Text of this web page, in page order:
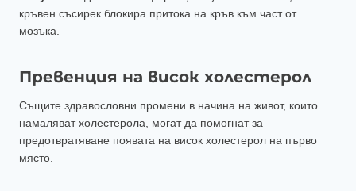
кръвен съсирек блокира притока на кръв към част от
мозъка.
Превенция на висок холестерол
Същите здравословни промени в начина на живот, които
намаляват холестерола, могат да помогнат за
предотвратяване появата на висок холестерол на първо
място.